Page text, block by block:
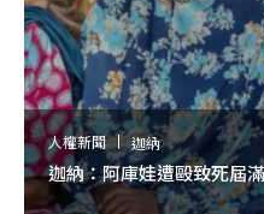
人權新聞 迦納
迦納：阿庫娃遭毆致死屆